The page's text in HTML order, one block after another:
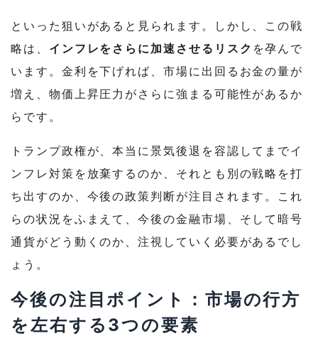
といった狙いがあると見られます。
しかし、この戦
略は、 インフレをさらに加速させるリスク を孕んで
います。金利を下げれば、市場に出回るお金の量が
増え、物価上昇圧力がさらに強まる可能性があるか
らです。
トランプ政権が、本当に景気後退を容認してまでイ
ンフレ対策を放棄するのか、それとも別の戦略を打
ち出すのか、今後の政策判断が注目されます。 これ
らの状況をふまえて、今後の金融市場、そして暗号
通貨がどう動くのか、注視していく必要があるでし
ょう。
今後の注目ポイント：市場の行方
を左右する3つの要素